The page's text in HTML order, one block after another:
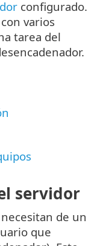
configurado.
varios
tarea del
servidor
de un
que